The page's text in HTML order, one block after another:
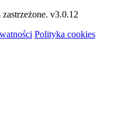
v3.0.12
Polityka cookies